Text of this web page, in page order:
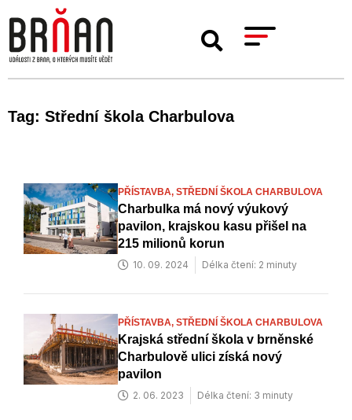
Tag: Střední škola Charbulova
PŘÍSTAVBA, STŘEDNÍ ŠKOLA CHARBULOVA
Charbulka má nový výukový
pavilon, krajskou kasu přišel na
215 milionů korun
10. 09. 2024 Délka čtení: 2 minuty
PŘÍSTAVBA, STŘEDNÍ ŠKOLA CHARBULOVA
Krajská střední škola v brněnské
Charbulově ulici získá nový
pavilon
2. 06. 2023 Délka čtení: 3 minuty